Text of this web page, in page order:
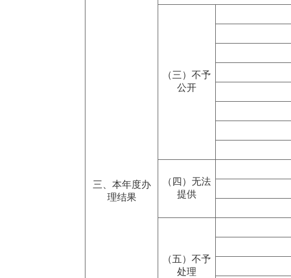
三、本年度办
理结果
（三）不予
公开
（四）无法
提供
（五）不予
处理